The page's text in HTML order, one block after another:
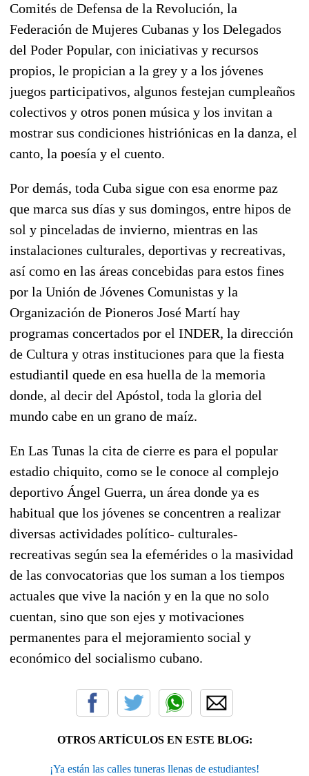
Comités de Defensa de la Revolución, la
Federación de Mujeres Cubanas y los Delegados
del Poder Popular, con iniciativas y recursos
propios, le propician a la grey y a los jóvenes
juegos participativos, algunos festejan cumpleaños
colectivos y otros ponen música y los invitan a
mostrar sus condiciones histriónicas en la danza, el
canto, la poesía y el cuento.
Por demás, toda Cuba sigue con esa enorme paz
que marca sus días y sus domingos, entre hipos de
sol y pinceladas de invierno, mientras en las
instalaciones culturales, deportivas y recreativas,
así como en las áreas concebidas para estos fines
por la Unión de Jóvenes Comunistas y la
Organización de Pioneros José Martí hay
programas concertados por el INDER, la dirección
de Cultura y otras instituciones para que la fiesta
estudiantil quede en esa huella de la memoria
donde, al decir del Apóstol, toda la gloria del
mundo cabe en un grano de maíz.
En Las Tunas la cita de cierre es para el popular
estadio chiquito, como se le conoce al complejo
deportivo Ángel Guerra, un área donde ya es
habitual que los jóvenes se concentren a realizar
diversas actividades político- culturales-
recreativas según sea la efemérides o la masividad
de las convocatorias que los suman a los tiempos
actuales que vive la nación y en la que no solo
cuentan, sino que son ejes y motivaciones
permanentes para el mejoramiento social y
económico del socialismo cubano.
OTROS ARTÍCULOS EN ESTE BLOG:
¡Ya están las calles tuneras llenas de estudiantes!